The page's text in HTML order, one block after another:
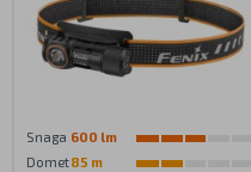
Snaga 600 lm
Domet85 m